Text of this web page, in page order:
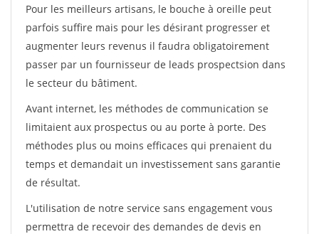
Pour les meilleurs artisans, le bouche à oreille peut
parfois suffire mais pour les désirant progresser et
augmenter leurs revenus il faudra obligatoirement
passer par un fournisseur de leads prospectsion dans
le secteur du bâtiment.
Avant internet, les méthodes de communication se
limitaient aux prospectus ou au porte à porte. Des
méthodes plus ou moins efficaces qui prenaient du
temps et demandait un investissement sans garantie
de résultat.
L'utilisation de notre service sans engagement vous
permettra de recevoir des demandes de devis en